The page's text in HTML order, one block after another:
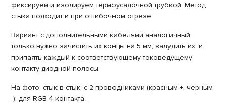
фиксируем и изолируем термоусадочной трубкой. Метод
стыка подходит и при ошибочном отрезе.
Вариант с дополнительными кабелями аналогичный,
только нужно зачистить их концы на 5 мм, залудить их, и
припаять каждый к соответствующему токоведущему
контакту диодной полосы.
На фото: стык в стык; с 2 проводниками (красным +, черным
-); для RGB 4 контакта.